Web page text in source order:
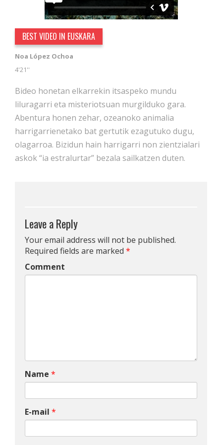
BEST VIDEO IN EUSKARA
Noa López Ochoa
4'21''
Bideo honetan elkarrekin itsaspeko mundu
liluragarri eta misteriotsuan murgilduko gara.
Abentura honen zehar, ozeanoko animalia
harrigarrienetako bat gertutik ezagutuko dugu,
olagarroa. Bizidun hain harrigarri non zientzialari
askok “ia estralurtar” bezala sailkatzen duten.
Leave a Reply
Your email address will not be published.
Required fields are marked *
Comment
Name *
E-mail *